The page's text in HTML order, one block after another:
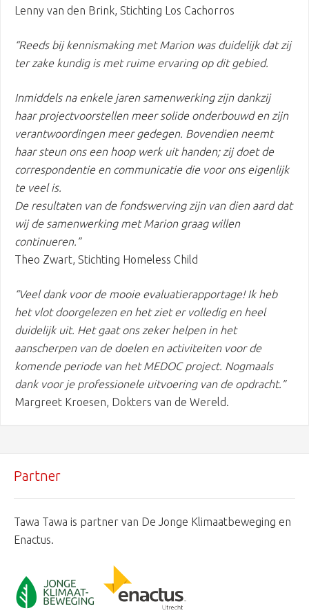
Lenny van den Brink, Stichting Los Cachorros
“Reeds bij kennismaking met Marion was duidelijk dat zij
ter zake kundig is met ruime ervaring op dit gebied.
Inmiddels na enkele jaren samenwerking zijn dankzij
haar projectvoorstellen meer solide onderbouwd en zijn
verantwoordingen meer gedegen. Bovendien neemt
haar steun ons een hoop werk uit handen; zij doet de
correspondentie en communicatie die voor ons eigenlijk
te veel is.
De resultaten van de fondswerving zijn van dien aard dat
wij de samenwerking met Marion graag willen
continueren.”
Theo Zwart, Stichting Homeless Child
“Veel dank voor de mooie evaluatierapportage! Ik heb
het vlot doorgelezen en het ziet er volledig en heel
duidelijk uit. Het gaat ons zeker helpen in het
aanscherpen van de doelen en activiteiten voor de
komende periode van het MEDOC project. Nogmaals
dank voor je professionele uitvoering van de opdracht.”
Margreet Kroesen, Dokters van de Wereld.
Partner
Tawa Tawa is partner van De Jonge Klimaatbeweging en
Enactus.